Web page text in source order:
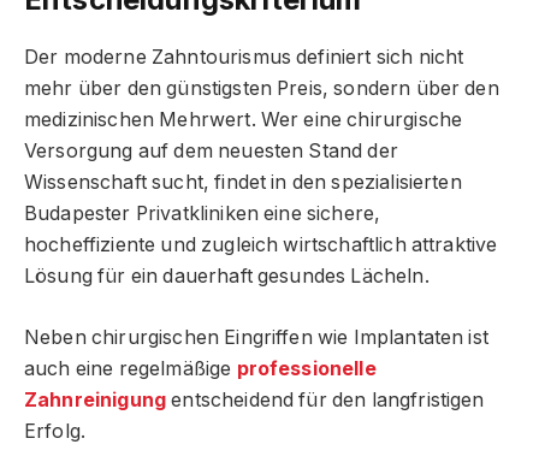
Der moderne Zahntourismus definiert sich nicht
mehr über den günstigsten Preis, sondern über den
medizinischen Mehrwert. Wer eine chirurgische
Versorgung auf dem neuesten Stand der
Wissenschaft sucht, findet in den spezialisierten
Budapester Privatkliniken eine sichere,
hocheffiziente und zugleich wirtschaftlich attraktive
Lösung für ein dauerhaft gesundes Lächeln.
Neben chirurgischen Eingriffen wie Implantaten ist
auch eine regelmäßige professionelle
Zahnreinigung entscheidend für den langfristigen
Erfolg.